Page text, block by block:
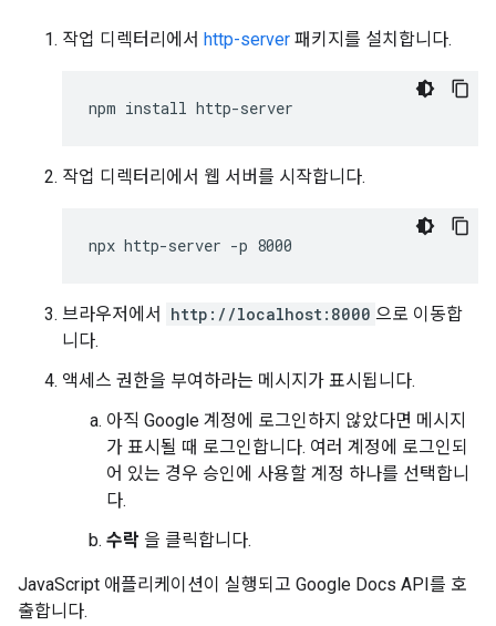
작업 디렉터리에서 http-server 패키지를 설치합니다.
작업 디렉터리에서 웹 서버를 시작합니다.
브라우저에서 http://localhost:8000 으로 이동합
니다.
액세스 권한을 부여하라는 메시지가 표시됩니다.
아직 Google 계정에 로그인하지 않았다면 메시지
가 표시될 때 로그인합니다. 여러 계정에 로그인되
어 있는 경우 승인에 사용할 계정 하나를 선택합니
다.
수락 을 클릭합니다.
JavaScript 애플리케이션이 실행되고 Google Docs API를 호
출합니다.